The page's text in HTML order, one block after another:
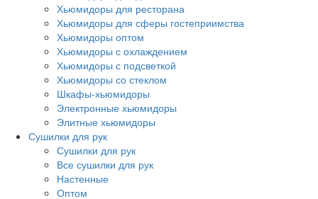
Хьюмидоры для ресторана
Хьюмидоры для сферы гостеприимства
Хьюмидоры оптом
Хьюмидоры с охлаждением
Хьюмидоры с подсветкой
Хьюмидоры со стеклом
Шкафы-хьюмидоры
Электронные хьюмидоры
Элитные хьюмидоры
Сушилки для рук
Сушилки для рук
Все сушилки для рук
Настенные
Оптом